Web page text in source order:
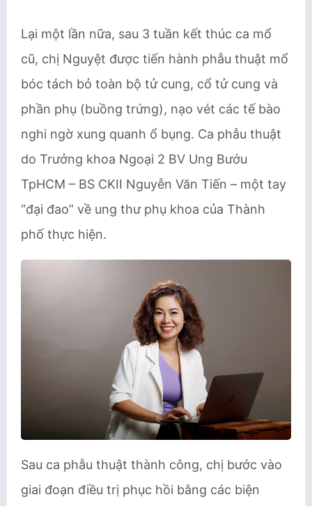
Lại một lần nữa, sau 3 tuần kết thúc ca mổ
cũ, chị Nguyệt được tiến hành phẫu thuật mổ
bóc tách bỏ toàn bộ tử cung, cổ tử cung và
phần phụ (buồng trứng), nạo vét các tế bào
nghi ngờ xung quanh ổ bụng. Ca phẫu thuật
do Trưởng khoa Ngoại 2 BV Ung Bướu
TpHCM – BS CKII Nguyễn Văn Tiến – một tay
“đại đao” về ung thư phụ khoa của Thành
phố thực hiện.
Sau ca phẫu thuật thành công, chị bước vào
giai đoạn điều trị phục hồi bằng các biện